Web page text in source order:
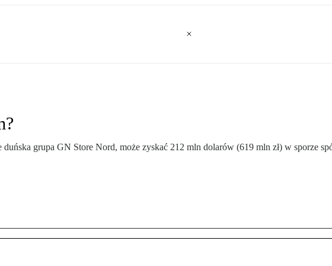
grupa GN Store Nord, może zyskać 212 mln dolarów (619 mln zł) w sporze